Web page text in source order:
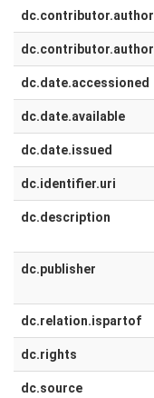
dc.contributor.author
dc.contributor.author
dc.date.accessioned
dc.date.available
dc.date.issued
dc.identifier.uri
dc.description
dc.publisher
dc.relation.ispartof
dc.rights
dc.source